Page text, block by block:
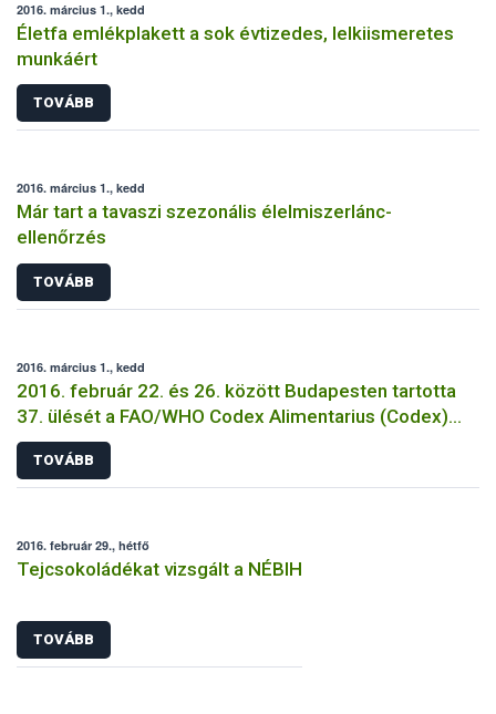
2016. március 1., kedd
Életfa emlékplakett a sok évtizedes, lelkiismeretes
munkáért
TOVÁBB
2016. március 1., kedd
Már tart a tavaszi szezonális élelmiszerlánc-
ellenőrzés
TOVÁBB
2016. március 1., kedd
2016. február 22. és 26. között Budapesten tartotta
37. ülését a FAO/WHO Codex Alimentarius (Codex)
Analitikai és Mintavételi Módszerek szakbizottsága
(CCMAS)
TOVÁBB
2016. február 29., hétfő
Tejcsokoládékat vizsgált a NÉBIH
TOVÁBB